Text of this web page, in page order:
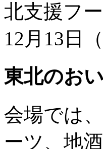
北支援フ
12月13日
東北のお
会場では
ーツ、地